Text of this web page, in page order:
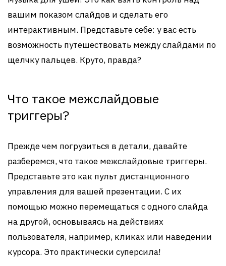
вашим показом слайдов и сделать его
интерактивным. Представьте себе: у вас есть
возможность путешествовать между слайдами по
щелчку пальцев. Круто, правда?
Что такое межслайдовые
триггеры?
Прежде чем погрузиться в детали, давайте
разберемся, что такое межслайдовые триггеры.
Представьте это как пульт дистанционного
управления для вашей презентации. С их
помощью можно перемещаться с одного слайда
на другой, основываясь на действиях
пользователя, например, кликах или наведении
курсора. Это практически суперсила!